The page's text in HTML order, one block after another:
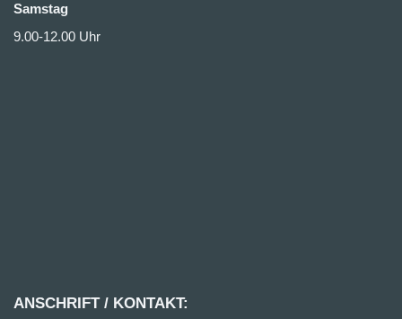
Samstag
9.00-12.00 Uhr
ANSCHRIFT / KONTAKT: